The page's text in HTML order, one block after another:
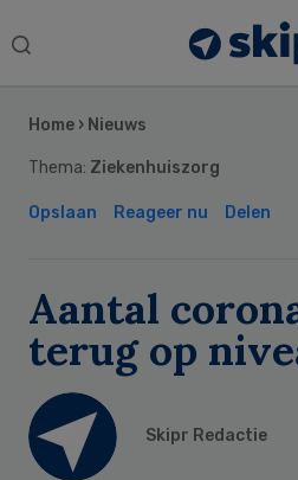
Search
Home › Nieuws
Thema: Ziekenhuiszorg
Opslaan Reageer nu Delen
Aantal
terug op
Skipr Redactie
Sidebar